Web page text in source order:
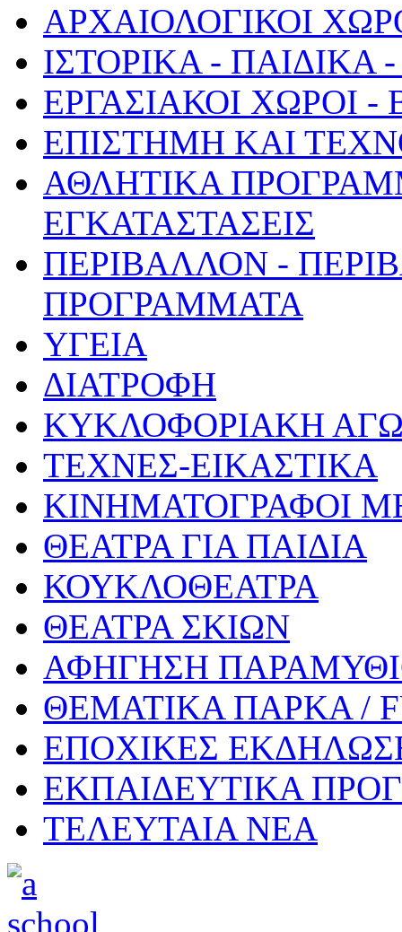
ΑΡΧΑΙΟΛΟΓΙΚΟΙ
ΙΣΤΟΡΙΚΑ -
ΕΡΓΑΣΙΑΚΟΙ ΧΩΡΟΙ
ΕΠΙΣΤΗΜΗ ΚΑΙ
ΑΘΛΗΤΙΚΑ
ΕΓΚΑΤΑΣΤΑΣΕΙΣ
ΠΕΡΙΒΑΛΛΟΝ -
ΠΡΟΓΡΑΜΜΑΤΑ
ΥΓΕΙΑ
ΔΙΑΤΡΟΦΗ
ΚΥΚΛΟΦΟΡΙΑΚΗ
ΤΕΧΝΕΣ-ΕΙΚΑΣΤΙΚΑ
ΚΙΝΗΜΑΤΟΓΡΑΦΟΙ
ΘΕΑΤΡΑ ΓΙΑ ΠΑΙΔΙΑ
ΚΟΥΚΛΟΘΕΑΤΡΑ
ΘΕΑΤΡΑ ΣΚΙΩΝ
ΑΦΗΓΗΣΗ
ΘΕΜΑΤΙΚΑ ΠΑΡΚΑ /
ΕΠΟΧΙΚΕΣ
ΕΚΠΑΙΔΕΥΤΙΚΑ
ΤΕΛΕΥΤΑΙΑ ΝΕΑ